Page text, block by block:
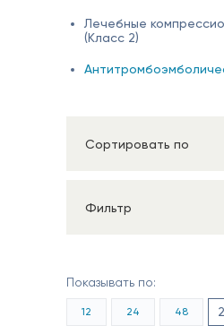
Лечебные
(Класс 2)
Сортировать по
Фильтр
Показывать по:
12 24 48